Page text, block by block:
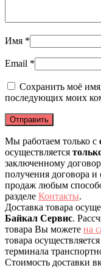
Имя *
Email *
Сохранить моё
последующих моих
Мы работаем только с
осуществляется
заключенному
получения договора и
продаж любым
разделе Контакты.
Доставка товара
Байкал Сервис.
товара Вы можете на
товара
терминала
Стоимость доставки